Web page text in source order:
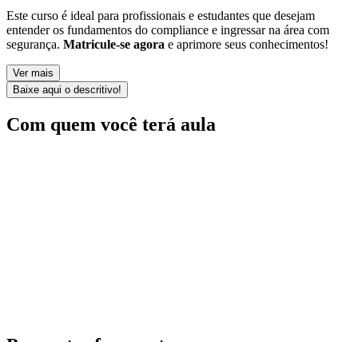
Este curso é ideal para profissionais e estudantes que desejam
entender os fundamentos do compliance e ingressar na área com
segurança. Matricule-se agora e aprimore seus conhecimentos!
Ver mais
Baixe aqui o descritivo!
Com quem você terá aula